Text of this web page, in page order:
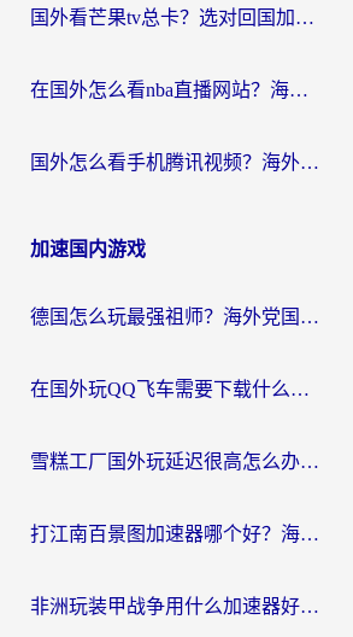
国外看芒果tv总卡？选对回国加速器，轻松追《浪姐》不费劲
在国外怎么看nba直播网站？海外党专属体育观赛指南，告别地区限制！
国外怎么看手机腾讯视频？海外党亲测有效的追剧加速器选择指南
加速国内游戏
德国怎么玩最强祖师？海外党国服游戏加速器选择全攻略（附宝可梦Online实测）
在国外玩QQ飞车需要下载什么加速器呢？海外党亲测有效的国服游戏加速指南
雪糕工厂国外玩延迟很高怎么办？海外玩家国服游戏加速终极攻略（附实测推荐）
打江南百景图加速器哪个好？海外党踩坑N次后，终于找到不卡的秘诀
非洲玩装甲战争用什么加速器好？海外党亲测有效的国服游戏加速方案